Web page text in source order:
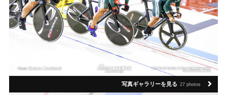
写真ギャラリーを見る 27 photos